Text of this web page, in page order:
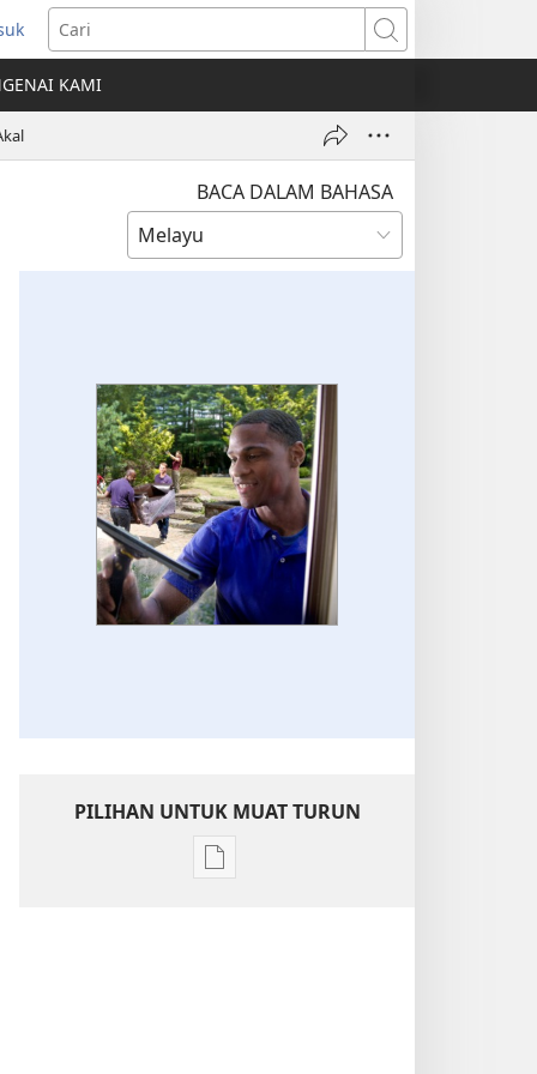
Cari
KAMI
BACA DALAM BAHASA
PILIHAN UNTUK MUAT TURUN
Pilihan